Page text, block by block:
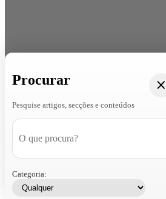
Procurar
Pesquise artigos, secções e conteúdos
Categoria: